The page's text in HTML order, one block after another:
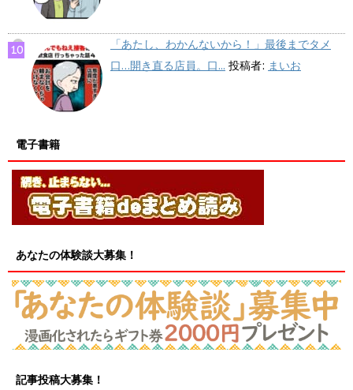
「あたし、わかんないから！」最後までタメ
口…開き直る店員。口... 投稿者: まいお
電子書籍
あなたの体験談大募集！
記事投稿大募集！